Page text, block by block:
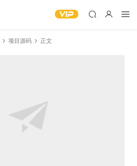
项目源码 正文